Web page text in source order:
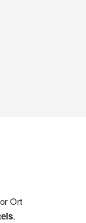
Ort
.